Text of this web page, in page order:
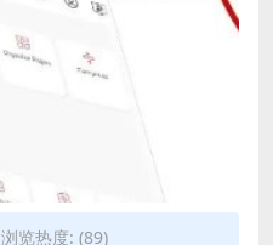
浏览热度: (89)